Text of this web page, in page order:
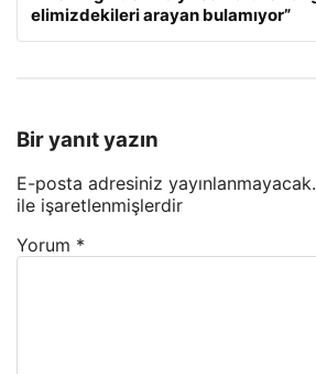
elimizdekileri arayan bulamıyor”
Bir yanıt yazın
E-posta adresiniz yayınlanmayacak.
ile işaretlenmişlerdir
Yorum *